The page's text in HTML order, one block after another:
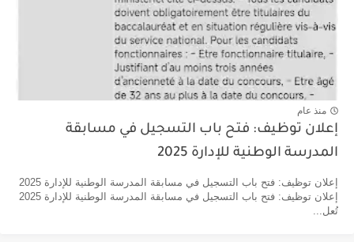
منذ عام
إعلان توظيف: فتح باب التسجيل في مسابقة
المدرسة الوطنية للإدارة 2025
إعلان توظيف: فتح باب التسجيل في مسابقة المدرسة الوطنية للإدارة 2025
إعلان توظيف: فتح باب التسجيل في مسابقة المدرسة الوطنية للإدارة 2025
تُعل...